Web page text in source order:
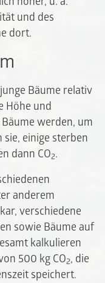
und des
dort.
Bäume relativ
Höhe und
Bäume werden, um
einige sterben
dann CO2.
anderem
verschiedene
sowie Bäume auf
kalkulieren
500 kg CO2, die
speichert.